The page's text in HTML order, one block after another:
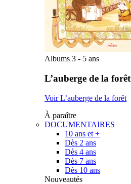
Albums 3 - 5 ans
L’auberge de la forêt
Voir L’auberge de la forêt
À paraître
DOCUMENTAIRES
10 ans et +
Dès 2 ans
Dès 4 ans
Dès 7 ans
Dès 10 ans
Nouveautés